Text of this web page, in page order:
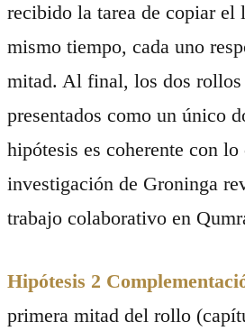
recibido la tarea de copiar el
mismo tiempo, cada uno
mitad. Al final, los dos
presentados como un único
hipótesis es coherente con lo
investigación de Groninga
trabajo colaborativo en
Hipótesis 2
primera mitad del rollo